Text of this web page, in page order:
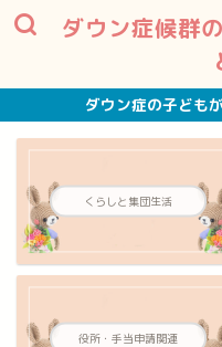
ダウン症候群
ダウン症の子ども
くらしと集団生活
役所・手当申請関連